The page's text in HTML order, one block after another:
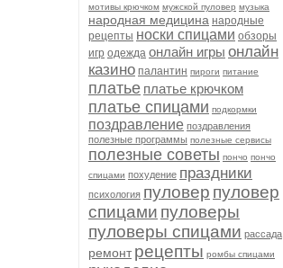
мотивы крючком мужской пуловер музыка
народная медицина народные
рецепты носки спицами обзоры
игр одежда онлайн игры онлайн
казино палантин пироги питание
платье платье крючком
платье спицами подкормки
поздравление поздравления
полезные программы полезные сервисы
полезные советы пончо пончо
спицами похудение праздники
психология пуловер пуловер
спицами пуловеры
пуловеры спицами рассада
ремонт рецепты ромбы спицами